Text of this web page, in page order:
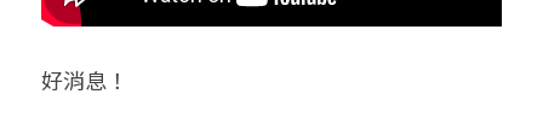
好消息！